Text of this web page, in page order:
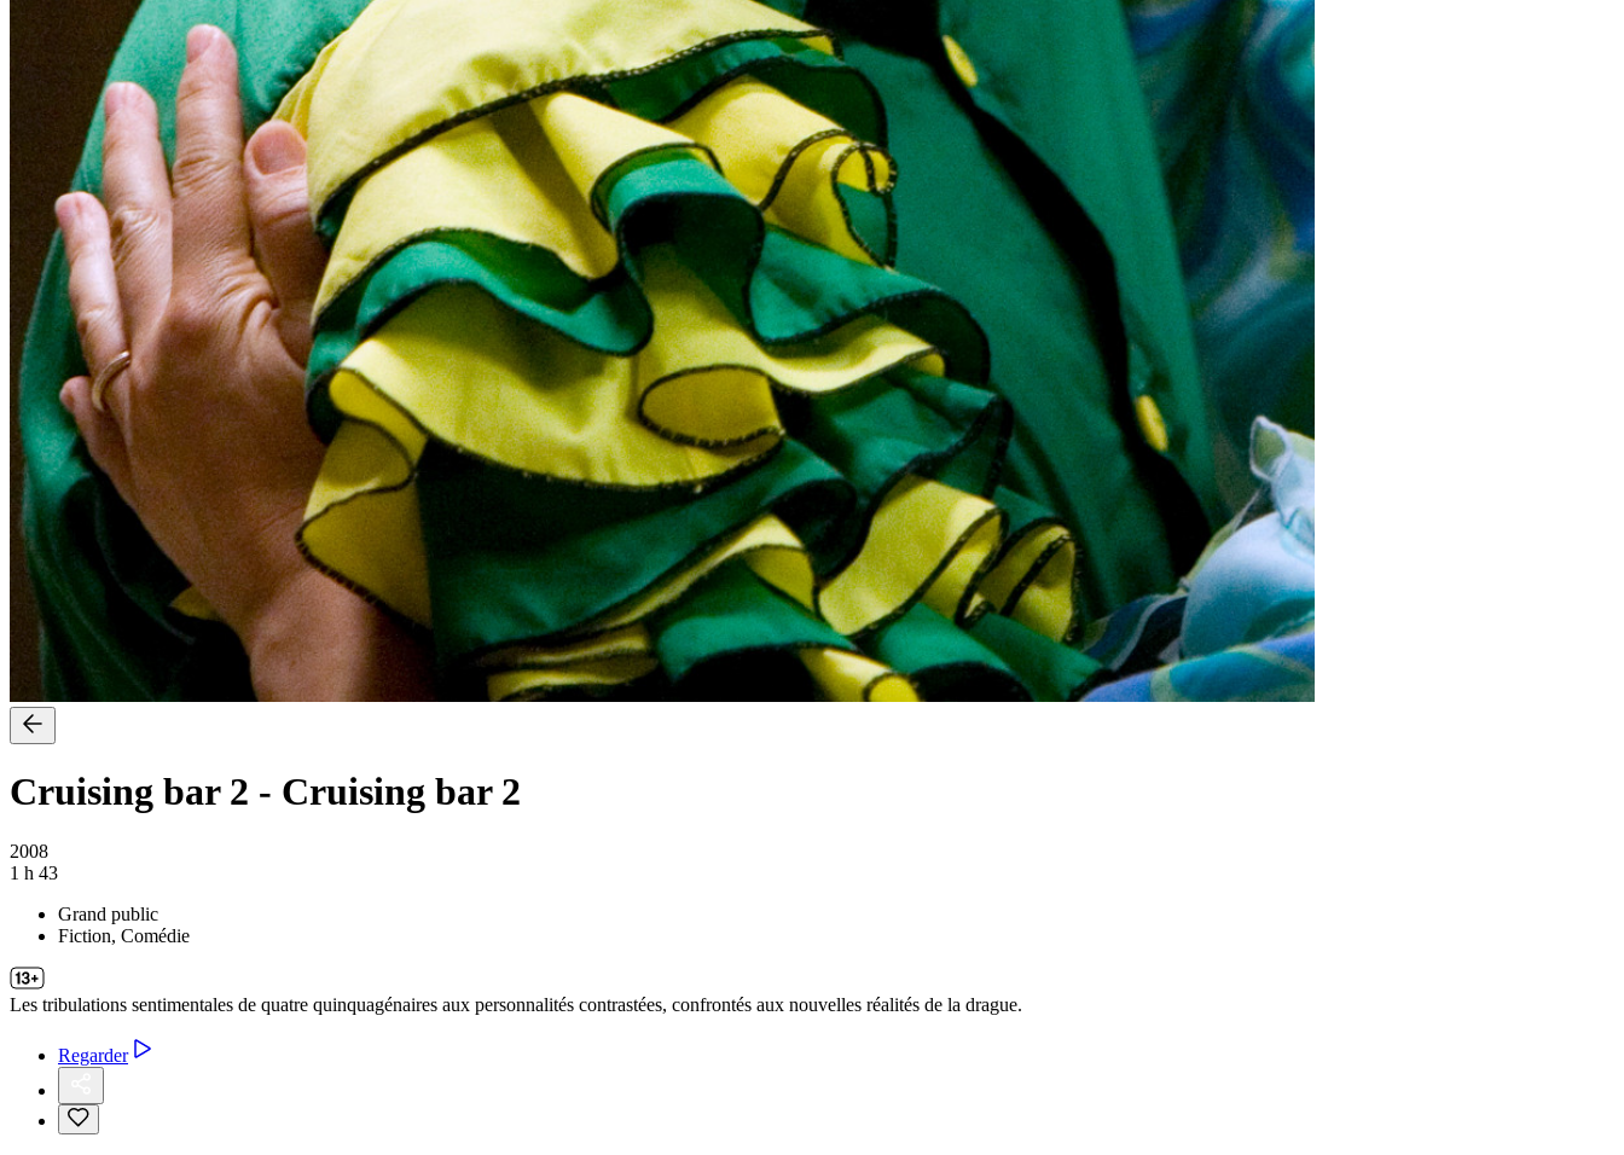
Cruising bar 2 - Cruising bar 2
2008
1 h 43
Grand public
Fiction, Comédie
Les tribulations sentimentales de quatre quinquagénaires aux personnalités contrastées, confrontés aux nouvelles réalités de la drague.
Regarder